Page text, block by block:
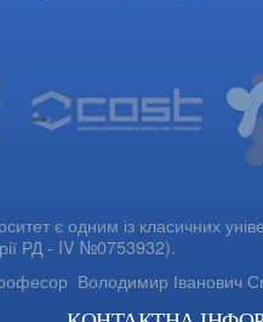
є одним із класичних
РД - IV №0753932).
Володимир Іванович